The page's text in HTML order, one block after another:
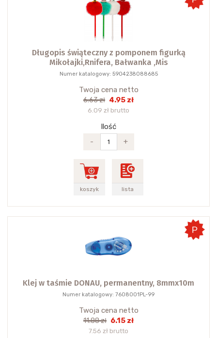
Długopis świąteczny z pomponem figurką
Mikołajki,Rnifera, Bałwanka ,Mis
Numer katalogowy: 5904238088685
Twoja cena netto
6.63 zł 4.95 zł
6.09 zł brutto
Ilość
-
+
koszyk lista
Klej w taśmie DONAU, permanentny, 8mmx10m
Numer katalogowy: 7608001PL-99
Twoja cena netto
11.88 zł 6.15 zł
7.56 zł brutto